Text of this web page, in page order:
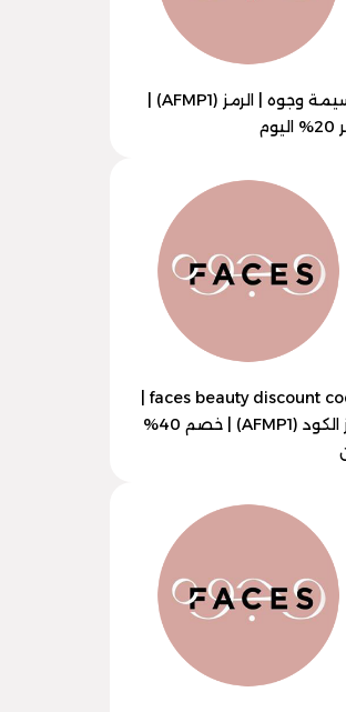
قسيمة وجوه | الرمز (AFMP1) |
رمز الكود (AFMP1) | خصم 40%